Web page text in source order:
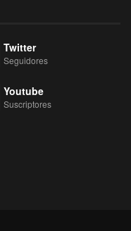
Twitter
Seguidores
Youtube
Suscriptores